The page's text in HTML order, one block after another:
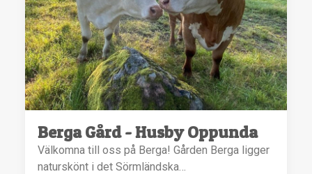
Berga Gård - Husby Oppunda
Välkomna till oss på Berga! Gården Berga ligger
naturskönt i det Sörmländska…